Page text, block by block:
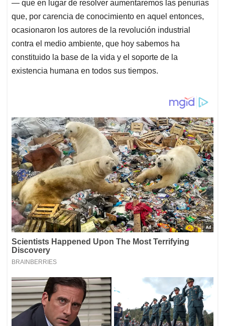
— que en lugar de resolver aumentaremos las penurias
que, por carencia de conocimiento en aquel entonces,
ocasionaron los autores de la revolución industrial
contra el medio ambiente, que hoy sabemos ha
constituido la base de la vida y el soporte de la
existencia humana en todos sus tiempos.